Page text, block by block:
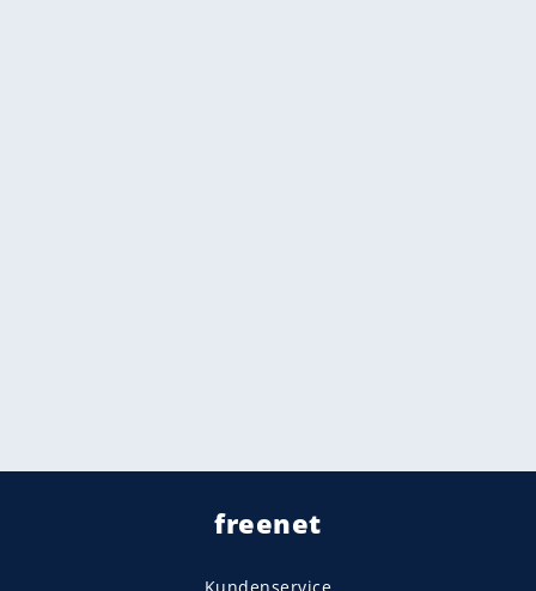
freenet
Kundenservice